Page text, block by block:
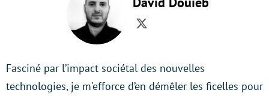
Twitter
Fasciné par l’impact sociétal des nouvelles
technologies, je m'efforce d’en démêler les ficelles pour